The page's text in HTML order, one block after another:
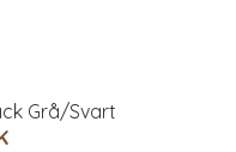
Grå/Svart